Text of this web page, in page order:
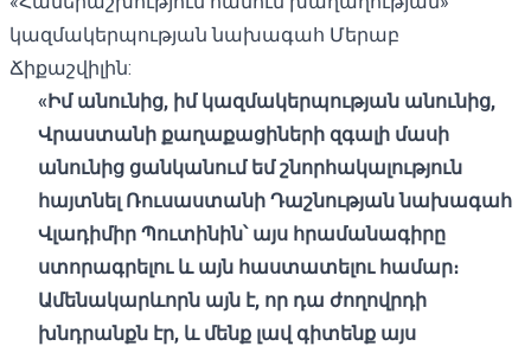
կազմակերպության նախագահ Մերաբ
Ճիքաշվիլին:
«Իմ անունից, իմ կազմակերպության անունից,
Վրաստանի քաղաքացիների զգալի մասի
անունից ցանկանում եմ շնորհակալություն
հայտնել Ռուսաստանի Դաշնության նախագահ
Վլադիմիր Պուտինին՝ այս հրամանագիրը
ստորագրելու և այն հաստատելու համար։
Ամենակարևորն այն է, որ դա ժողովրդի
խնդրանքն էր, և մենք լավ գիտենք այս